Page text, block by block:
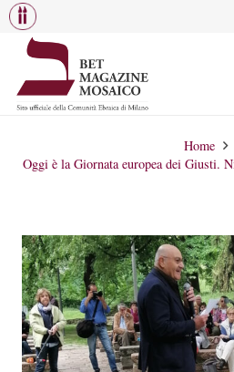
Home
Oggi è la Giornata europea dei Giusti.